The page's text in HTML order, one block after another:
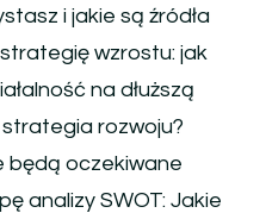
i jakie są źródła
wzrostu: jak
na dłuższą
rozwoju?
będą oczekiwane
analizy SWOT: Jakie